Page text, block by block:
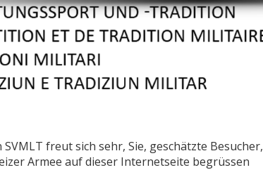
freut sich sehr, Sie, geschätzte Besucher,
Armee auf dieser Internetseite begrüssen